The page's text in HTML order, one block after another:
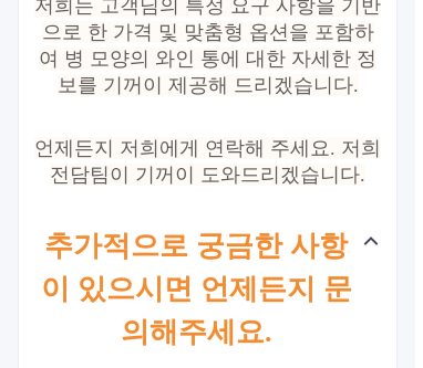
저희는 고객님의 특정 요구 사항을 기반
으로 한 가격 및 맞춤형 옵션을 포함하
여 병 모양의 와인 통에 대한 자세한 정
보를 기꺼이 제공해 드리겠습니다.
언제든지 저희에게 연락해 주세요. 저희
전담팀이 기꺼이 도와드리겠습니다.
추가적으로 궁금한 사항
이 있으시면 언제든지 문
의해주세요.